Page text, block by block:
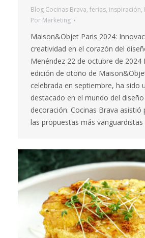
Blog Cocinas Brava, ferias, inspiración,
Por Marketing
Maison&Objet Paris 2024:
creatividad en el corazón del
Menéndez 22 de octubre de 2024
edición de otoño de
celebrada en septiembre, ha sido
destacado en el mundo del diseño
decoración. Cocinas Brava asistió
las propuestas más